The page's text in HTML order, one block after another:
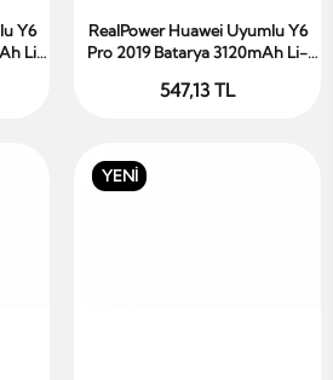
Y6
Li-
Sepete Ekle
RealPower Huawei Uyumlu Y6
Pro 2019 Batarya 3120mAh Li-
547,13 TL
YENİ